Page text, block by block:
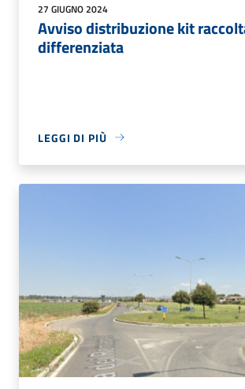
27 GIUGNO 2024
Avviso distribuzione kit
differenziata
LEGGI DI PIÙ